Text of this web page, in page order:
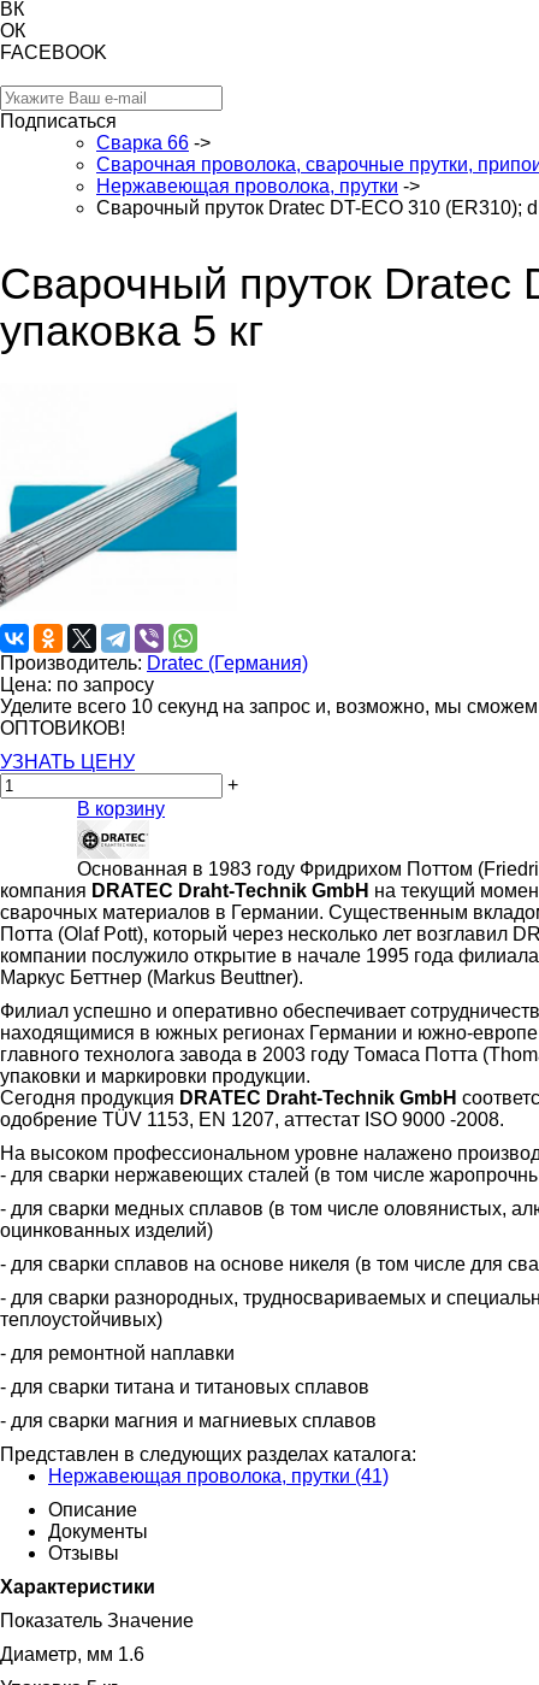
ВК
ОК
FACEBOOK
Подписаться
Сварка 66 ->
Сварочная проволока, сварочные прутки,
Нержавеющая проволока, прутки ->
Сварочный пруток Dratec DT-ECO 310 (ER310);
Сварочный пруток Dratec
упаковка 5 кг
Производитель: Dratec (Германия)
Цена: по запросу
Уделите всего 10 секунд на запрос и, возможно, мы
ОПТОВИКОВ!
УЗНАТЬ ЦЕНУ
+
В корзину
Основанная в 1983 году Фридрихом Поттом
компания DRATEC Draht-Technik GmbH на текущий
сварочных материалов в Германии. Существенным
Потта (Olaf Pott), который через несколько лет возглавил
компании послужило открытие в начале 1995 года
Маркус Беттнер (Markus Beuttner).
Филиал успешно и оперативно обеспечивает
находящимися в южных регионах Германии и южно-
главного технолога завода в 2003 году Томаса Потта
упаковки и маркировки продукции.
Сегодня продукция DRATEC Draht-Technik GmbH
одобрение TÜV 1153, EN 1207, аттестат ISO 9000 -2008.
На высоком профессиональном уровне налажено
- для сварки нержавеющих сталей (в том числе
- для сварки медных сплавов (в том числе оловянистых,
оцинкованных изделий)
- для сварки сплавов на основе никеля (в том числе для
- для сварки разнородных, трудносвариваемых и
теплоустойчивых)
- для ремонтной наплавки
- для сварки титана и титановых сплавов
- для сварки магния и магниевых сплавов
Представлен в следующих разделах каталога:
Нержавеющая проволока, прутки (41)
Описание
Документы
Отзывы
Характеристики
Показатель Значение
Диаметр, мм 1.6